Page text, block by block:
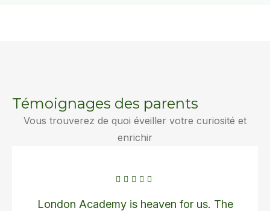
Témoignages des parents
Vous trouverez de quoi éveiller votre curiosité et
enrichir
London Academy is heaven for us. The